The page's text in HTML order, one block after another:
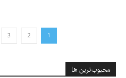
1
2
3
محبوب‌ترین ها